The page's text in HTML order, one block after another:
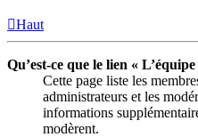
Haut
Qu’est-ce que le lien « L’équipe
Cette page liste les
administrateurs et les
informations
modèrent.